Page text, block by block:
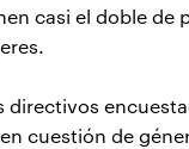
casi el doble
directivos
cuestión de